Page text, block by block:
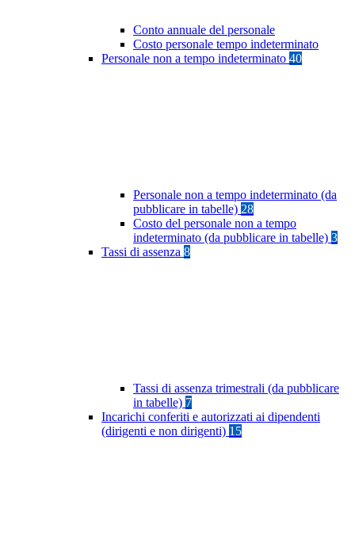
Conto annuale del personale
Costo personale tempo indeterminato
Personale non a tempo indeterminato 40
Personale non a tempo indeterminato (da
pubblicare in tabelle) 28
Costo del personale non a tempo
indeterminato (da pubblicare in tabelle) 3
Tassi di assenza 8
Tassi di assenza trimestrali (da pubblicare
in tabelle) 7
Incarichi conferiti e autorizzati ai dipendenti
(dirigenti e non dirigenti) 15